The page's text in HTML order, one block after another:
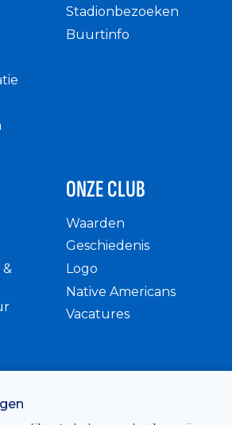
Stadionbezoeken
Buurtinfo
ONZE CLUB
Waarden
Geschiedenis
Logo
Native Americans
Vacatures